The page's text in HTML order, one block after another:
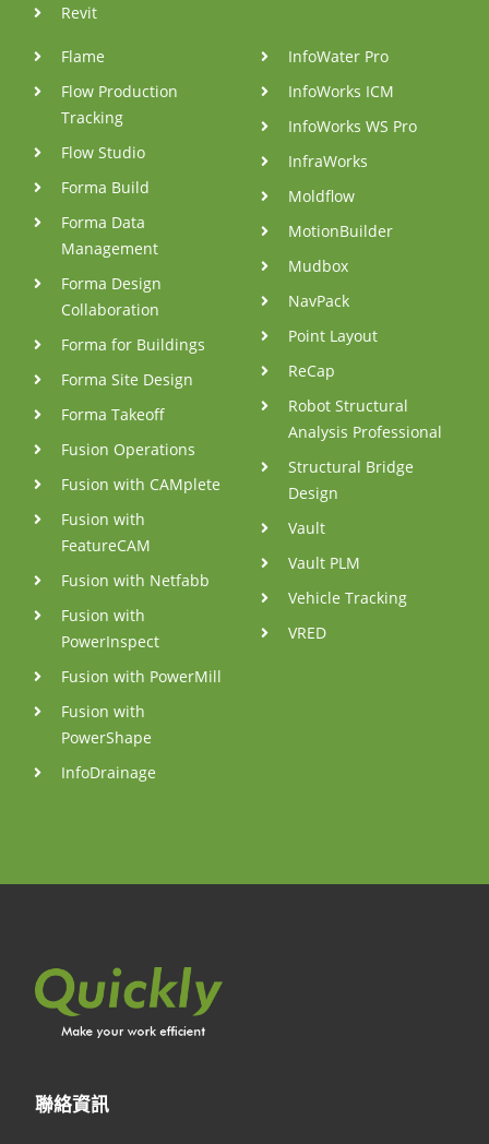
Revit
Flame
Flow Production
Tracking
Flow Studio
Forma Build
Forma Data
Management
Forma Design
Collaboration
Forma for Buildings
Forma Site Design
Forma Takeoff
Fusion Operations
Fusion with CAMplete
Fusion with
FeatureCAM
Fusion with Netfabb
Fusion with
PowerInspect
Fusion with PowerMill
Fusion with
PowerShape
InfoDrainage
InfoWater Pro
InfoWorks ICM
InfoWorks WS Pro
InfraWorks
Moldflow
MotionBuilder
Mudbox
NavPack
Point Layout
ReCap
Robot Structural
Analysis Professional
Structural Bridge
Design
Vault
Vault PLM
Vehicle Tracking
VRED
聯絡資訊